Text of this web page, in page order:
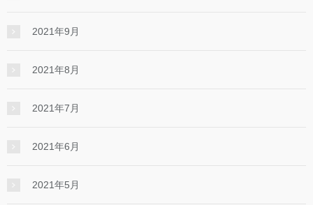
2021年9月
2021年8月
2021年7月
2021年6月
2021年5月